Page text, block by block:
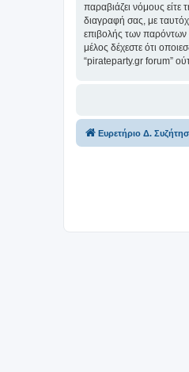
παραβιάζει νόμους είτε
διαγραφή σας, με
επιβολής των παρόντων
μέλος δέχεστε ότι
“pirateparty.gr forum”
Ευρετήριο Δ.